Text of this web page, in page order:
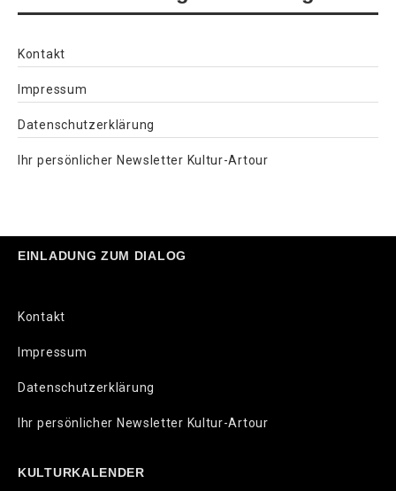
Kontakt
Impressum
Datenschutzerklärung
Ihr persönlicher Newsletter Kultur-Artour
EINLADUNG ZUM DIALOG
Kontakt
Impressum
Datenschutzerklärung
Ihr persönlicher Newsletter Kultur-Artour
KULTURKALENDER